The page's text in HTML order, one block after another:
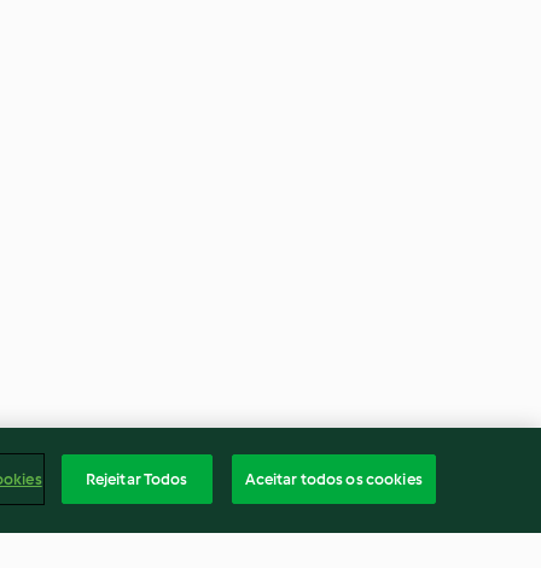
Rejeitar Todos Aceitar todos os cookies